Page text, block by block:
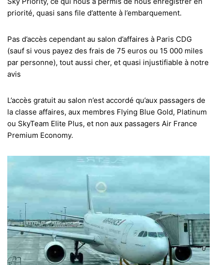
priorité, quasi sans file d’attente à l’embarquement.
Pas d’accès cependant au salon d’affaires à Paris CDG
(sauf si vous payez des frais de 75 euros ou 15 000 miles
par personne), tout aussi cher, et quasi injustifiable à notre
avis
L’accès gratuit au salon n’est accordé qu’aux passagers de
la classe affaires, aux membres Flying Blue Gold, Platinum
ou SkyTeam Elite Plus, et non aux passagers Air France
Premium Economy.